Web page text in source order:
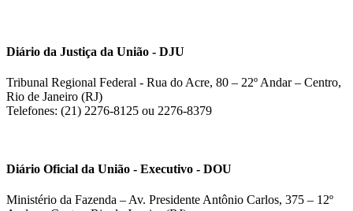
Diário da Justiça da União - DJU
Tribunal Regional Federal - Rua do Acre, 80 – 22º Andar – Centro,
Rio de Janeiro (RJ)
Telefones: (21) 2276-8125 ou 2276-8379
Diário Oficial da União - Executivo - DOU
Ministério da Fazenda – Av. Presidente Antônio Carlos, 375 – 12º